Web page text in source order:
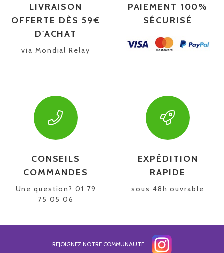
LIVRAISON
OFFERTE DÈS 59€
D'ACHAT
via Mondial Relay
PAIEMENT 100%
SÉCURISÉ
CONSEILS
COMMANDES
Une question? 01 79
75 05 06
EXPÉDITION
RAPIDE
sous 48h ouvrable
REJOIGNEZ NOTRE COMMUNAUTE